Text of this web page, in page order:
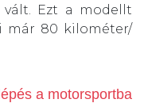
vált. Ezt a modellt
már 80 kilométer/
a motorsportba